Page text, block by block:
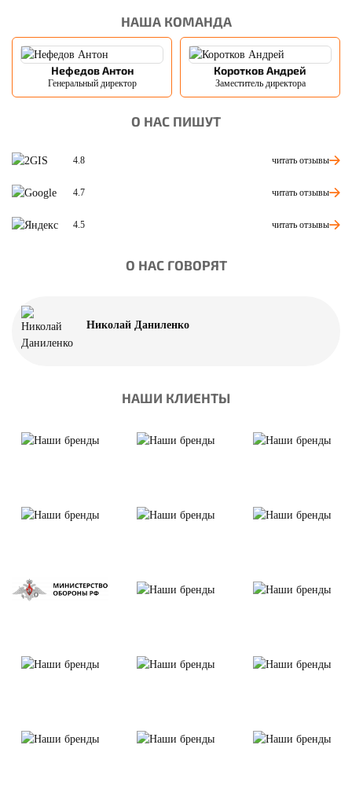
НАША КОМАНДА
Нефедов Антон
Генеральный директор
Коротков Андрей
Заместитель директора
О НАС ПИШУТ
4.8 читать отзывы
4.7 читать отзывы
4.5 читать отзывы
О НАС ГОВОРЯТ
Николай Даниленко
НАШИ КЛИЕНТЫ